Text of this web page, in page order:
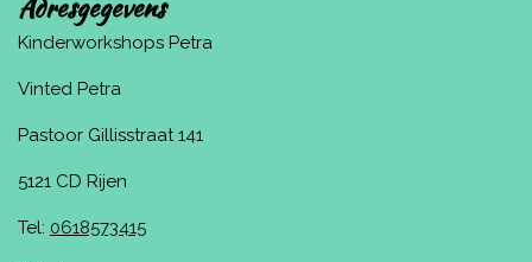
Adresgegevens
Kinderworkshops Petra
Vinted Petra
Pastoor Gillisstraat 141
5121 CD Rijen
Tel: 0618573415